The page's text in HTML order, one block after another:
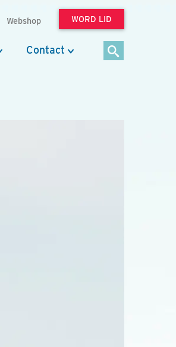
Webshop WORD LID
Contact